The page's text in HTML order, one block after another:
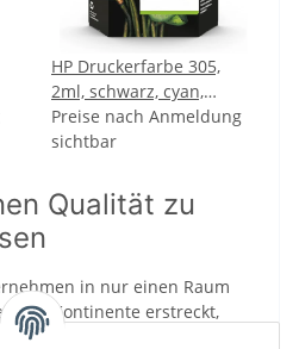
HP Druckerfarbe 305,
2ml, schwarz, cyan,
magenta, gelb
Preise nach Anmeldung
sichtbar
Qualität zu
in nur einen Raum
Kontinente erstreckt,
Technologien und